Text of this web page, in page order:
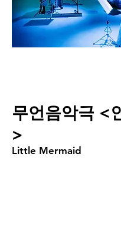
무언음악극 <
>
Little Mermaid